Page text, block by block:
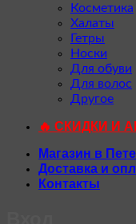
Косметика
Халаты
Гетры
Носки
Для обуви
Для волос
Другое
🔥 СКИДКИ И
Магазин в
Доставка и
Контакты